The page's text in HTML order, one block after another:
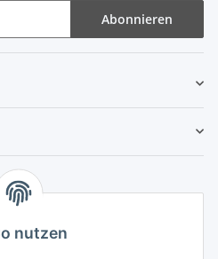
Abonnieren
nutzen